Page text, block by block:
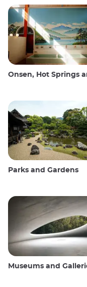
Onsen, Hot Springs and
Parks and Gardens
Museums and